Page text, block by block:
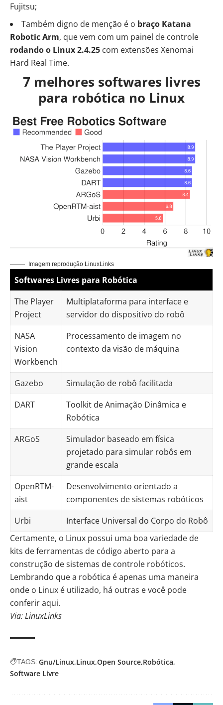
Fujitsu;
Também digno de menção é o braço Katana
Robotic Arm, que vem com um painel de controle
rodando o Linux 2.4.25 com extensões Xenomai
Hard Real Time.
7 melhores softwares livres
para robótica no Linux
Imagem reprodução LinuxLinks
Softwares Livres para Robótica
The Player
Project
Multiplataforma para interface e
servidor do dispositivo do robô
NASA
Vision
Workbench
Processamento de imagem no
contexto da visão de máquina
Gazebo
Simulação de robô facilitada
DART
Toolkit de Animação Dinâmica e
Robótica
ARGoS
Simulador baseado em física
projetado para simular robôs em
grande escala
OpenRTM-
aist
Desenvolvimento orientado a
componentes de sistemas robóticos
Urbi
Interface Universal do Corpo do Robô
Certamente, o Linux possui uma boa variedade de
kits de ferramentas de código aberto para a
construção de sistemas de controle robóticos.
Lembrando que a robótica é apenas uma maneira
onde o Linux é utilizado, há outras e você pode
conferiraqui.
Via: LinuxLinks
TAGS: Gnu/Linux Linux Open Source Robótica
Software Livre